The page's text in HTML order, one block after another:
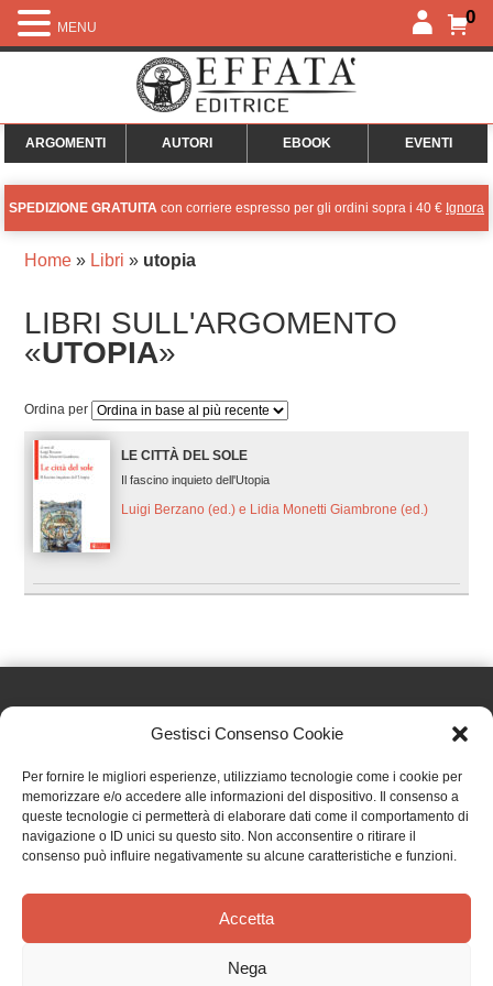
Gestisci Consenso Cookie
Per fornire le migliori esperienze, utilizziamo tecnologie come i cookie per
memorizzare e/o accedere alle informazioni del dispositivo. Il consenso a
queste tecnologie ci permetterà di elaborare dati come il comportamento di
navigazione o ID unici su questo sito. Non acconsentire o ritirare il
consenso può influire negativamente su alcune caratteristiche e funzioni.
Accetta
Nega
0
ARGOMENTI AUTORI EBOOK EVENTI
SPEDIZIONE GRATUITA con corriere espresso per gli ordini sopra i 40 € Ignora
Home» Libri » utopia
LIBRI SULL'ARGOMENTO
«UTOPIA»
Ordina per
LE CITTÀ DEL SOLE
Il fascino inquieto dell'Utopia
Luigi Berzano (ed.) e Lidia Monetti Giambrone (ed.)
Effatà Editrice di Pellegrino Paolo SAS
C.F. e P.IVA 09655250018
Via Tre Denti, 1 - 10060 Cantalupa (TO)
Telefono: (+39) 0121 353452 - Fax: (+39) 0121 353839
TERMINI E CONDIZIONI
MENU